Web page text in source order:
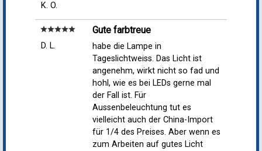
K. O.
starstarstarstarstar
D. L.
Gute farbtreue
habe die Lampe in
Tageslichtweiss. Das Licht ist
angenehm, wirkt nicht so fad und
hohl, wie es bei LEDs gerne mal
der Fall ist. Für
Aussenbeleuchtung tut es
vielleicht auch der China-Import
für 1/4 des Preises. Aber wenn es
zum Arbeiten auf gutes Licht